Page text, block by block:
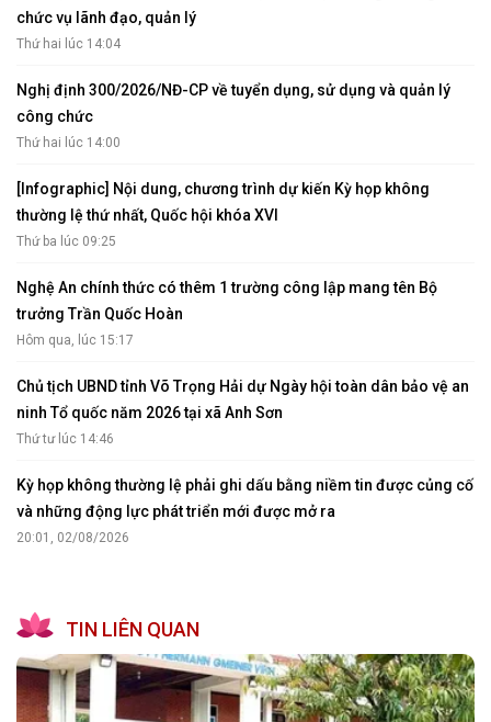
chức vụ lãnh đạo, quản lý
Thứ hai lúc 14:04
Nghị định 300/2026/NĐ-CP về tuyển dụng, sử dụng và quản lý
công chức
Thứ hai lúc 14:00
[Infographic] Nội dung, chương trình dự kiến Kỳ họp không
thường lệ thứ nhất, Quốc hội khóa XVI
Thứ ba lúc 09:25
Nghệ An chính thức có thêm 1 trường công lập mang tên Bộ
trưởng Trần Quốc Hoàn
Hôm qua, lúc 15:17
Chủ tịch UBND tỉnh Võ Trọng Hải dự Ngày hội toàn dân bảo vệ an
ninh Tổ quốc năm 2026 tại xã Anh Sơn
Thứ tư lúc 14:46
Kỳ họp không thường lệ phải ghi dấu bằng niềm tin được củng cố
và những động lực phát triển mới được mở ra
20:01, 02/08/2026
TIN LIÊN QUAN